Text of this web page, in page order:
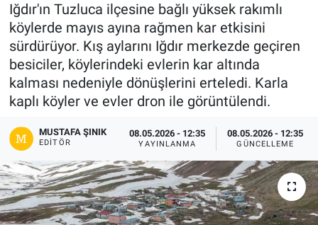
Iğdır'ın Tuzluca ilçesine bağlı yüksek rakımlı
köylerde mayıs ayına rağmen kar etkisini
sürdürüyor. Kış aylarını Iğdır merkezde geçiren
besiciler, köylerindeki evlerin kar altında
kalması nedeniyle dönüşlerini erteledi. Karla
kaplı köyler ve evler dron ile görüntülendi.
MUSTAFA ŞINIK
EDITÖR
08.05.2026 - 12:35
YAYINLANMA
08.05.2026 - 12:35
GÜNCELLEME
Genel
Gündem
Kültür-Sanat
Magazin
Politika
Resmi İlanlar